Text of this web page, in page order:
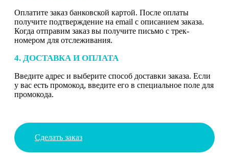
Оплатите заказ банковской картой. После оплаты
получите подтверждение на email с описанием заказа.
Когда отправим заказ вы получите письмо с трек-
номером для отслеживания.
4. ДОСТАВКА И ОПЛАТА
Введите адрес и выберите способ доставки заказа. Если
у вас есть промокод, введите его в специальное поле для
промокода.
Сделать заказ